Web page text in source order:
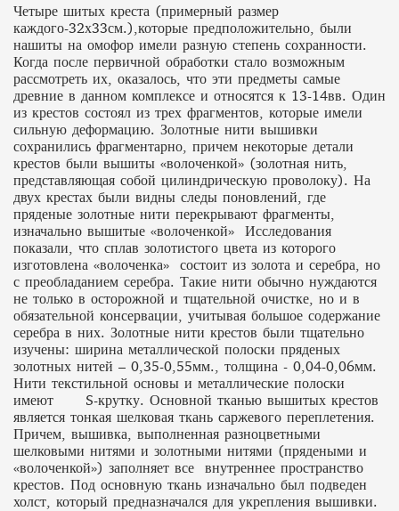
Четыре шитых креста (примерный размер
каждого-32х33см.),которые предположительно, были
нашиты на омофор имели разную степень сохранности.
Когда после первичной обработки стало возможным
рассмотреть их, оказалось, что эти предметы самые
древние в данном комплексе и относятся к 13-14вв. Один
из крестов состоял из трех фрагментов, которые имели
сильную деформацию. Золотные нити вышивки
сохранились фрагментарно, причем некоторые детали
крестов были вышиты «волоченкой» (золотная нить,
представляющая собой цилиндрическую проволоку). На
двух крестах были видны следы поновлений, где
пряденые золотные нити перекрывают фрагменты,
изначально вышитые «волоченкой» Исследования
показали, что сплав золотистого цвета из которого
изготовлена «волоченка» состоит из золота и серебра, но
с преобладанием серебра. Такие нити обычно нуждаются
не только в осторожной и тщательной очистке, но и в
обязательной консервации, учитывая большое содержание
серебра в них. Золотные нити крестов были тщательно
изучены: ширина металлической полоски пряденых
золотных нитей – 0,35-0,55мм., толщина - 0,04-0,06мм.
Нити текстильной основы и металлические полоски
имеют S-крутку. Основной тканью вышитых крестов
является тонкая шелковая ткань саржевого переплетения.
Причем, вышивка, выполненная разноцветными
шелковыми нитями и золотными нитями (прядеными и
«волоченкой») заполняет все внутреннее пространство
крестов. Под основную ткань изначально был подведен
холст, который предназначался для укрепления вышивки.